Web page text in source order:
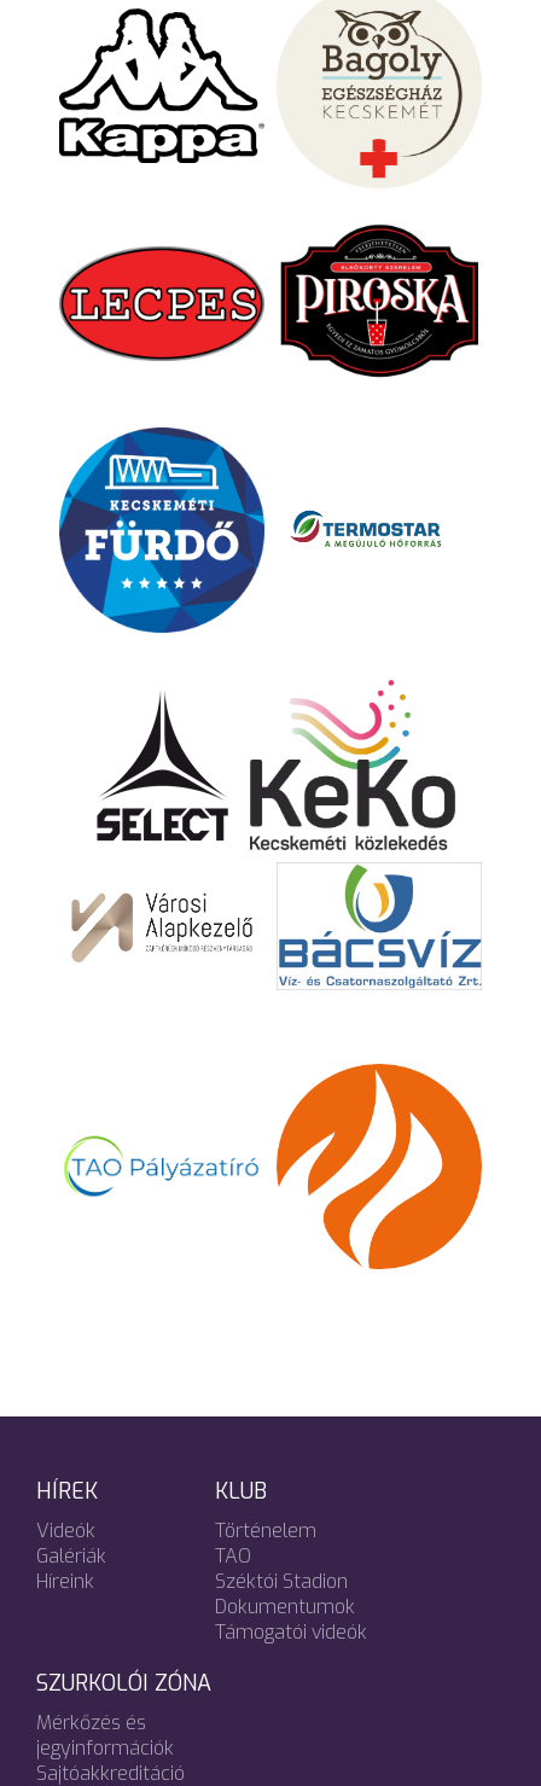
HÍREK
Videók
Galériák
Híreink
KLUB
Történelem
TAO
Széktói Stadion
Dokumentumok
Támogatói videók
SZURKOLÓI ZÓNA
Mérkőzés és
jegyinformációk
Sajtóakkreditáció